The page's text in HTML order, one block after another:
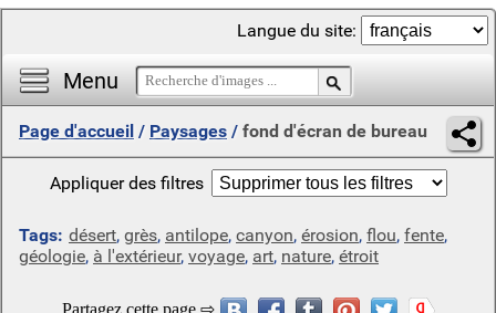
Menu
Langue du site:
Page d'accueil / Paysages / fond d'écran de bureau
Appliquer des filtres
Tags: désert, grès, antilope, canyon, érosion, flou, fente,
géologie, à l'extérieur, voyage, art, nature, étroit